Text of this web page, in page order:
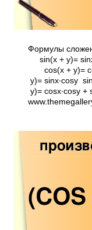
Формулы
sin(x + y)=
cos(x + y)=
y)=
y)=